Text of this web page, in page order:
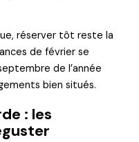
réserver tôt reste la
de février se
de l’année
bien situés.
: les